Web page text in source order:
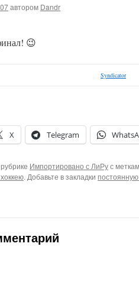
автором Dandr
😉
Syndicator
X Telegram
Импортировано с ЛиРус
. Добавьте в закладки